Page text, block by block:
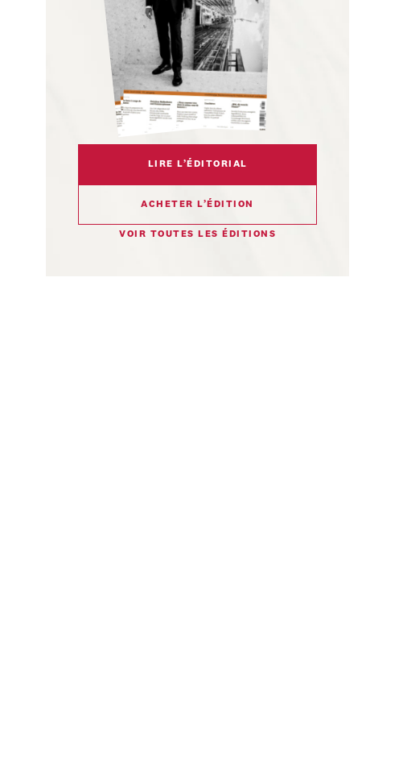
LIRE L’ÉDITORIAL
ACHETER L’ÉDITION
VOIR TOUTES LES ÉDITIONS